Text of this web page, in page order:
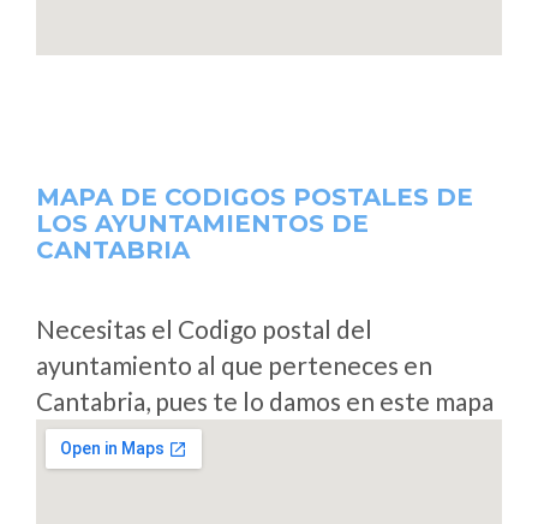
MAPA DE CODIGOS POSTALES DE
LOS AYUNTAMIENTOS DE
CANTABRIA
Necesitas el Codigo postal del
ayuntamiento al que perteneces en
Cantabria, pues te lo damos en este mapa